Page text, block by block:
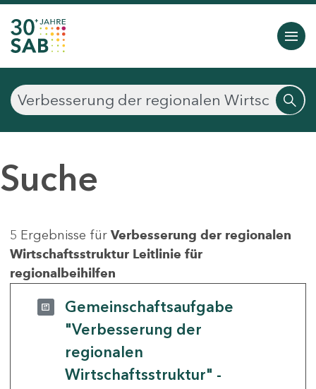
Suche
5 Ergebnisse für Verbesserung der regionalen
Wirtschaftsstruktur Leitlinie für
regionalbeihilfen
Gemeinschaftsaufgabe
"Verbesserung der
regionalen
Wirtschaftsstruktur" -